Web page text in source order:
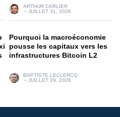
ARTHUR CARLIER
JUILLET 31, 2026
Pourquoi la macroéconomie
pousse les capitaux vers les
infrastructures Bitcoin L2
BAPTISTE LECLERCQ
JUILLET 29, 2026